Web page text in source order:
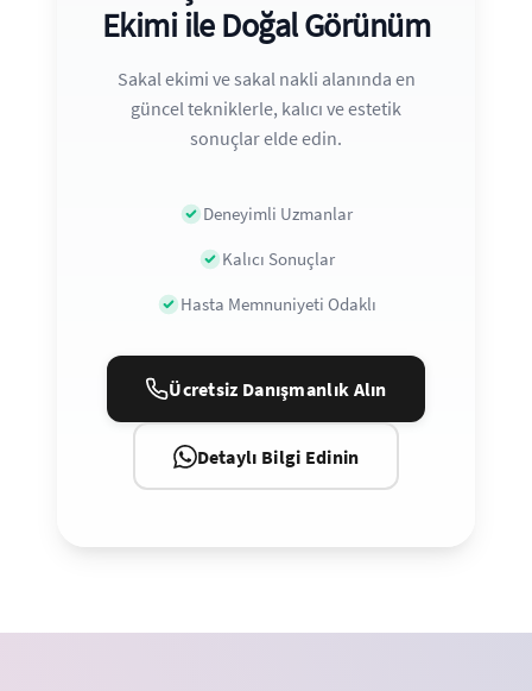
Ekimi ile Doğal Görünüm
Sakal ekimi ve sakal nakli alanında en
güncel tekniklerle, kalıcı ve estetik
sonuçlar elde edin.
Deneyimli Uzmanlar
Kalıcı Sonuçlar
Hasta Memnuniyeti Odaklı
Ücretsiz Danışmanlık Alın
Detaylı Bilgi Edinin